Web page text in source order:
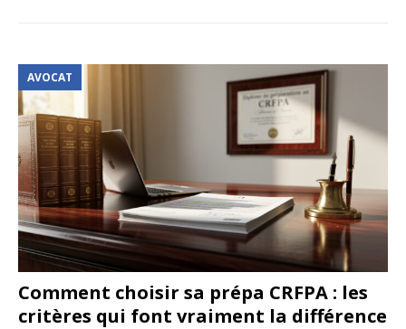
AVOCAT
Comment choisir sa prépa CRFPA : les
critères qui font vraiment la différence